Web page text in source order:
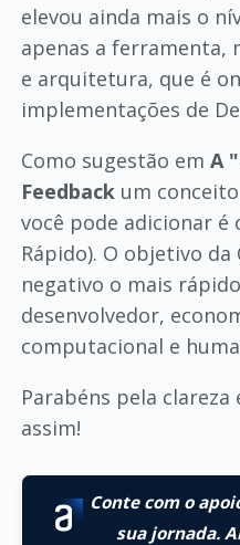
elevou ainda mais o
apenas a ferramenta,
e arquitetura, que é
implementações de
Como sugestão em A
Feedbackum
você pode adicionar é
Rápido). O objetivo da
negativo o mais
desenvolvedor,
computacional e
Parabéns pela
assim!
Conte com o
sua jornada.